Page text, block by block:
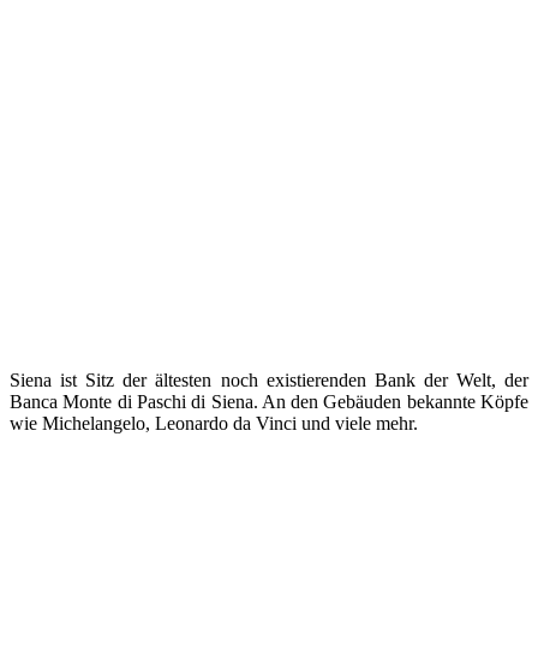
Siena ist Sitz der ältesten noch existierenden Bank der Welt, der
Banca Monte di Paschi di Siena. An den Gebäuden bekannte Köpfe
wie Michelangelo, Leonardo da Vinci und viele mehr.